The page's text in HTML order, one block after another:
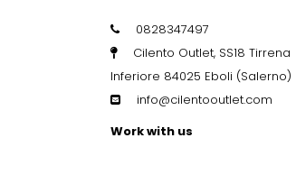
0828347497
Cilento Outlet, SS18 Tirrena
Inferiore 84025 Eboli (Salerno)
info@cilentooutlet.com
Work with us